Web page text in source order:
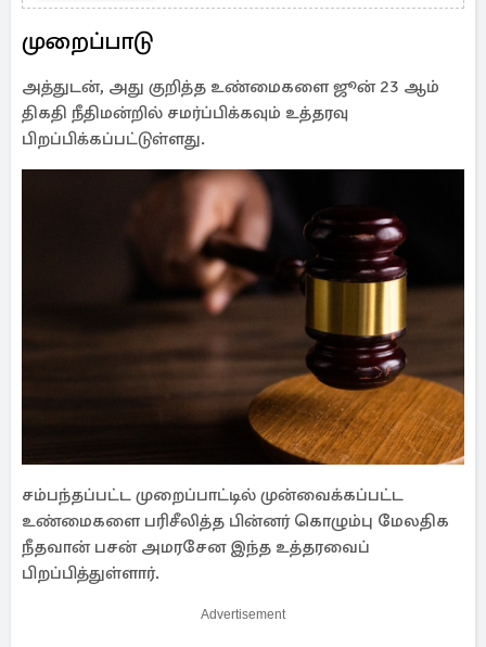
முறைப்பாடு
அத்துடன், அது குறித்த உண்மைகளை ஜூன் 23 ஆம்
திகதி நீதிமன்றில் சமர்ப்பிக்கவும் உத்தரவு
பிறப்பிக்கப்பட்டுள்ளது.
சம்பந்தப்பட்ட முறைப்பாட்டில் முன்வைக்கப்பட்ட
உண்மைகளை பரிசீலித்த பின்னர் கொழும்பு மேலதிக
நீதவான் பசன் அமரசேன இந்த உத்தரவைப்
பிறப்பித்துள்ளார்.
Advertisement